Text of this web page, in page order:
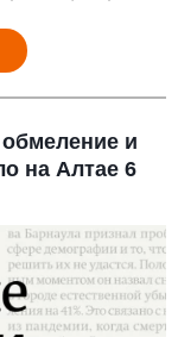
и
на Алтае 6